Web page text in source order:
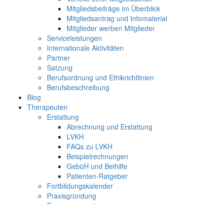
Mitgliedsbeiträge im Überblick
Mitgliedsantrag und Infomaterial
Mitglieder werben Mitglieder
Serviceleistungen
Internationale Aktivitäten
Partner
Satzung
Berufsordnung und Ethikrichtlinien
Berufsbeschreibung
Blog
Therapeuten
Erstattung
Abrechnung und Erstattung
LVKH
FAQs zu LVKH
Beispielrechnungen
GebüH und Beihilfe
Patienten-Ratgeber
Fortbildungskalender
Praxisgründung